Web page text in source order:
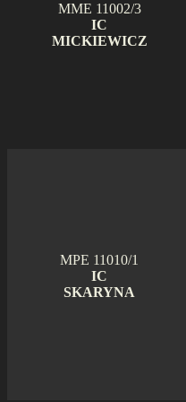
MME 11002/3
IC
MICKIEWICZ
MPE 11010/1
IC
SKARYNA